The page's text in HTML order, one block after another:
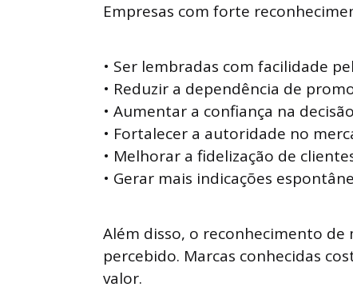
Empresas com forte
• Ser lembradas com facilidade
• Reduzir a dependência de
• Aumentar a confiança na
• Fortalecer a autoridade no
• Melhorar a fidelização de
• Gerar mais indicações
Além disso, o reconhecimento
percebido. Marcas conhecidas
valor.